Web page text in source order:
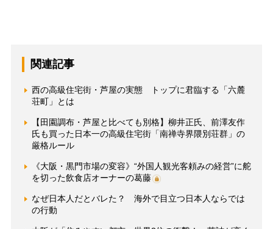
関連記事
西の高級住宅街・芦屋の実態 トップに君臨する「六麓
荘町」とは
【田園調布・芦屋と比べても別格】柳井正氏、前澤友作
氏も買った日本一の高級住宅街「南禅寺界隈別荘群」の
厳格ルール
《大阪・黒門市場の変容》“外国人観光客頼みの経営”に舵
を切った飲食店オーナーの葛藤
なぜ日本人だとバレた？ 海外で目立つ日本人ならでは
の行動